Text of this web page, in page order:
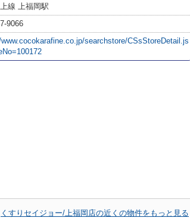
線 上福岡駅
9066
searchstore/CSsStoreDetail.js
くすりセイジョー/上福岡店の近くの物件をもっと見る